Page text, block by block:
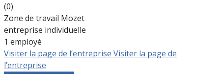
(0)
Zone de travail Mozet
entreprise individuelle
1 employé
Visiter la page de l’entreprise Visiter la page de
l’entreprise